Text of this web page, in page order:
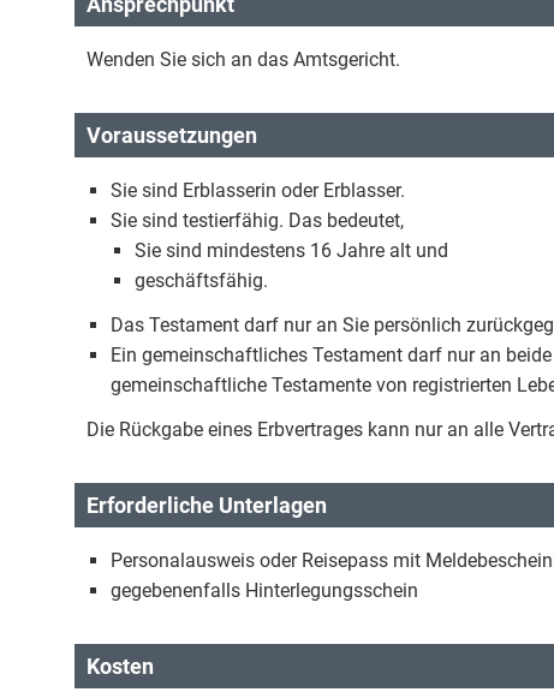
Wenden Sie sich an das Amtsgericht.
Voraussetzungen
Sie sind Erblasserin oder Erblasser.
Sie sind testierfähig. Das bedeutet,
Sie sind mindestens 16 Jahre alt und
geschäftsfähig.
Das Testament darf nur an Sie persönlich
Ein gemeinschaftliches Testament darf nur an
gemeinschaftliche Testamente von registrierten
Die Rückgabe eines Erbvertrages kann nur an alle
Erforderliche Unterlagen
Personalausweis oder Reisepass mit
gegebenenfalls Hinterlegungsschein
Kosten